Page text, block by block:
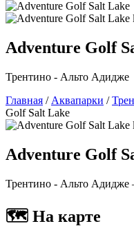
Adventure Golf
Трентино - Альто Адидже
Главная / Аквапарки /
Golf Salt Lake
Adventure Golf
Трентино - Альто Адидже
🗺 На карте